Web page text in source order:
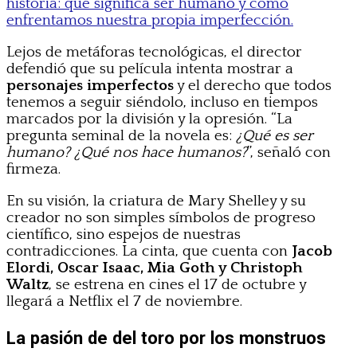
historia: qué significa ser humano y cómo
enfrentamos nuestra propia imperfección.
Lejos de metáforas tecnológicas, el director
defendió que su película intenta mostrar a
personajes imperfectosy el derecho que todos
tenemos a seguir siéndolo, incluso en tiempos
marcados por la división y la opresión. “La
pregunta seminal de la novela es: ¿Qué es ser
humano? ¿Qué nos hace humanos?”, señaló con
firmeza.
En su visión, la criatura de Mary Shelley y su
creador no son simples símbolos de progreso
científico, sino espejos de nuestras
contradicciones. La cinta, que cuenta con Jacob
Elordi, Oscar Isaac, Mia Goth y Christoph
Waltz, se estrena en cines el 17 de octubre y
llegará a Netflix el 7 de noviembre.
La pasión de del toro por los monstruos